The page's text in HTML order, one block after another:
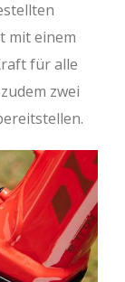
mit einem
für alle
zwei